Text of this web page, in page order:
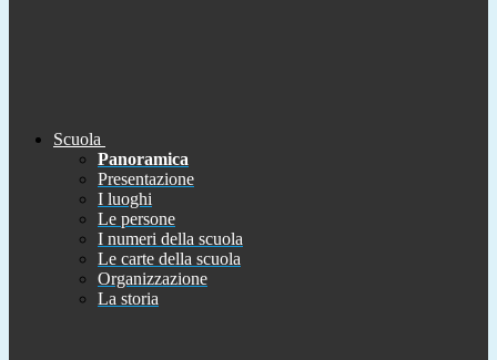
Scuola
Panoramica
Presentazione
I luoghi
Le persone
I numeri della scuola
Le carte della scuola
Organizzazione
La storia